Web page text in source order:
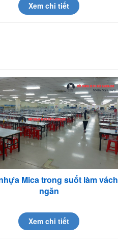
Xem chi tiết
Mica trong suốt làm vách
ngăn
Xem chi tiết